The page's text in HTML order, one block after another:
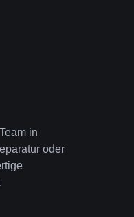
in
oder